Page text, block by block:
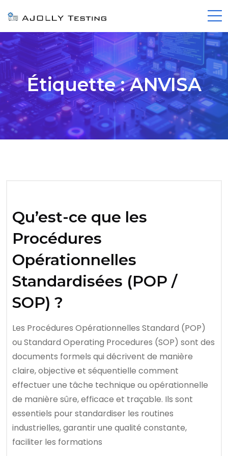
Étiquette :ANVISA
Qu’est-ce que les
Procédures
Opérationnelles
Standardisées (POP /
SOP) ?
Les Procédures Opérationnelles Standard (POP)
ou Standard Operating Procedures (SOP) sont des
documents formels qui décrivent de manière
claire, objective et séquentielle comment
effectuer une tâche technique ou opérationnelle
de manière sûre, efficace et traçable. Ils sont
essentiels pour standardiser les routines
industrielles, garantir une qualité constante,
faciliter les formations